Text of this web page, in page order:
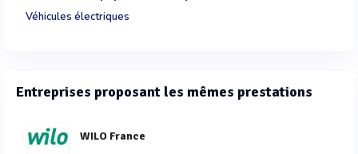
Véhicules électriques
Entreprises proposant les mêmes prestations
WILO France